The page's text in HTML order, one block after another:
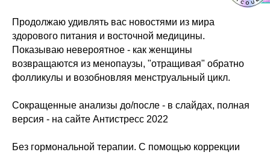
Продолжаю удивлять вас новостями из мира
здорового питания и восточной медицины.
Показываю невероятное - как женщины
возвращаются из менопаузы, "отращивая" обратно
фолликулы и возобновляя менструальный цикл.
Сокращенные анализы до/после - в слайдах, полная
версия - на сайте​ Антистресс 2022
Без гормональной терапии. С помощью коррекции